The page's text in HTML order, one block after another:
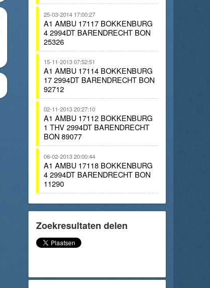
25-03-2014 17:00:27
A1 AMBU 17117 BOKKENBURG
4 2994DT BARENDRECHT BON
25326
15-11-2013 07:52:51
A1 AMBU 17114 BOKKENBURG
17 2994DT BARENDRECHT BON
92712
02-11-2013 20:27:10
A1 AMBU 17112 BOKKENBURG
1 THV 2994DT BARENDRECHT
BON 89077
06-02-2013 20:00:44
A1 AMBU 17118 BOKKENBURG
4 2994DT BARENDRECHT BON
11290
Zoekresultaten delen